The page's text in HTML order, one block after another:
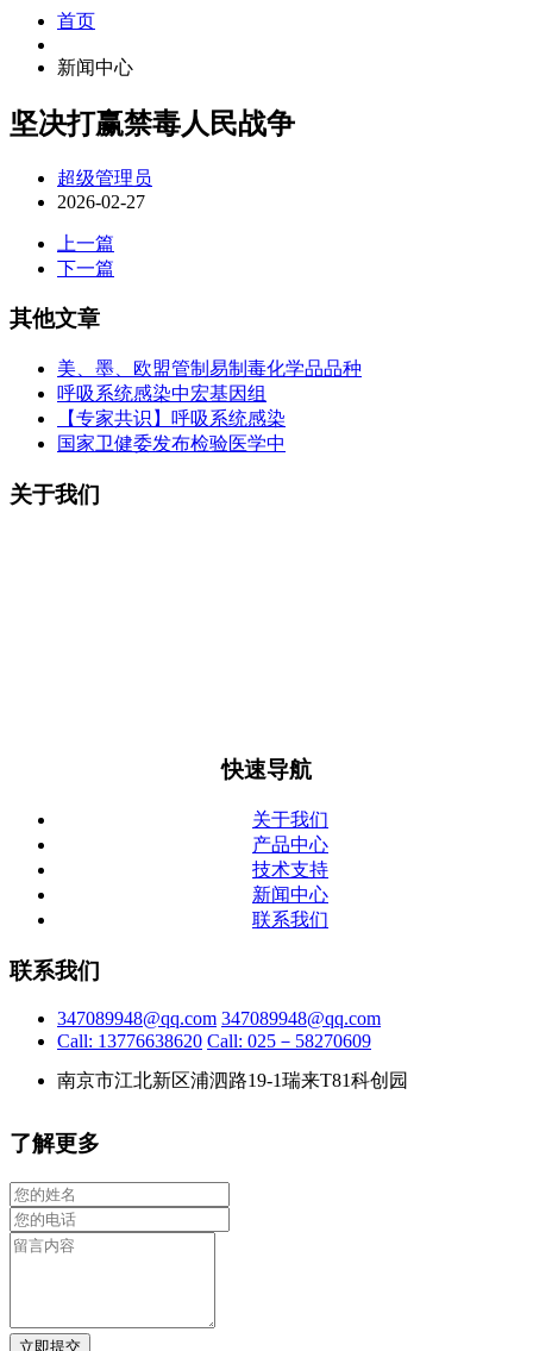
首页
新闻中心
坚决打赢禁毒人民战争
超级管理员
2026-02-27
上一篇
下一篇
其他文章
美、墨、欧盟管制易制毒化学品品种
呼吸系统感染中宏基因组
【专家共识】呼吸系统感染
国家卫健委发布检验医学中
关于我们
快速导航
关于我们
产品中心
技术支持
新闻中心
联系我们
联系我们
347089948@qq.com 347089948@qq.com
Call: 13776638620 Call: 025－58270609
南京市江北新区浦泗路19-1瑞来T81科创园
了解更多
立即提交